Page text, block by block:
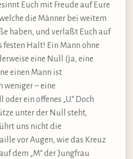
Euch mit Freude auf Eure
die Männer bei weitem
haben, und verlaßt Euch auf
festen Halt! Ein Mann ohne
eine Null (ja, eine
einen Mann ist
weniger – eine
ein offenes „U.“ Doch
unter der Null steht,
uns nicht die
vor Augen, wie das Kreuz
dem „M“ der Jungfrau